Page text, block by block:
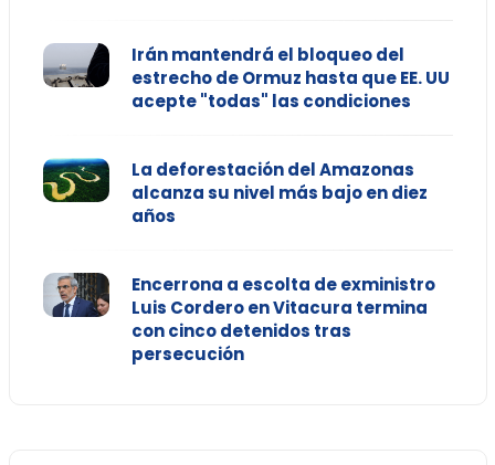
Irán mantendrá el bloqueo del
estrecho de Ormuz hasta que EE. UU
acepte "todas" las condiciones
La deforestación del Amazonas
alcanza su nivel más bajo en diez
años
Encerrona a escolta de exministro
Luis Cordero en Vitacura termina
con cinco detenidos tras
persecución